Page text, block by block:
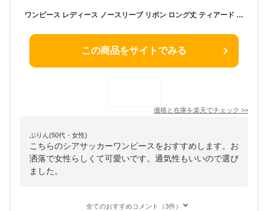
ワンピース レディース ノースリーブ リボン ロング丈 ティアード ワンピ バックリボン シャツワンピース フレンチスリーブ ストライプ シアサッカー きれいめ シャツワンピ
この商品をサイトでみる
価格と在庫を楽天でチェック >>
ぷりん(50代・女性)
こちらのシアサッカーワンピースをおすすめします。お
洒落で女性らしくて可愛いです。通気性もいいので選び
ました。
全てのおすすめコメント（3件）